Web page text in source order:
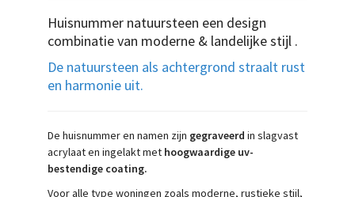
Huisnummer natuursteen een design
combinatie van moderne & landelijke stijl .
De natuursteen als achtergrond straalt rust
en harmonie uit.
De huisnummer en namen zijn gegraveerd in slagvast
acrylaat en ingelakt met hoogwaardige uv-
bestendige coating.
Voor alle type woningen zoals moderne, rustieke stijl,